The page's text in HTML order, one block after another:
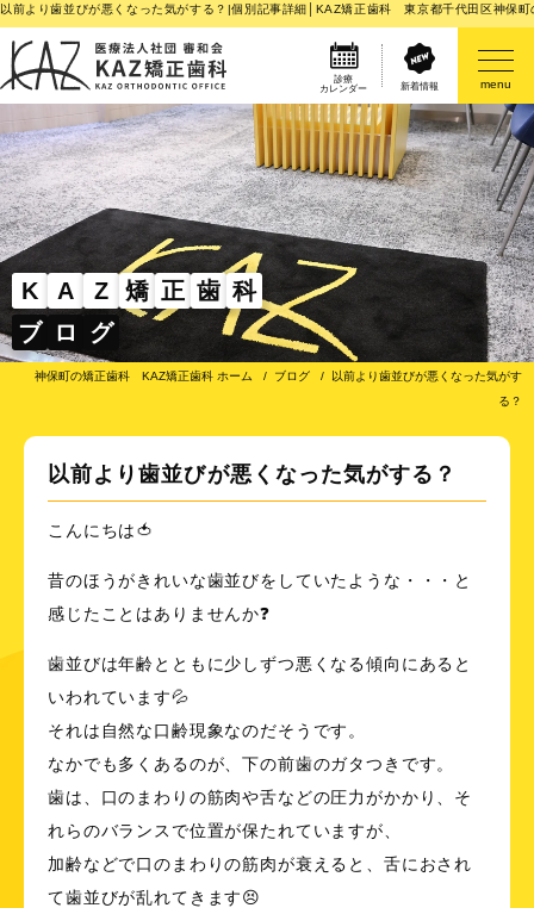
以前より歯並びが悪くなった気がする？|個別記事詳細│KAZ矯正歯科 東京都千代田区神保町
診療
カレンダー
新着情報 menu
K A Z 矯 正 歯 科
ブ ロ グ
神保町の矯正歯科 KAZ矯正歯科 ホーム ブログ
以前より歯並びが悪くなった気がす
る？
以前より歯並びが悪くなった気がする？
こんにちは🍅
昔のほうがきれいな歯並びをしていたような・・・と
感じたことはありませんか❓
歯並びは年齢とともに少しずつ悪くなる傾向にあると
いわれています💦
それは自然な口齢現象なのだそうです。
なかでも多くあるのが、下の前歯のガタつきです。
歯は、口のまわりの筋肉や舌などの圧力がかかり、そ
れらのバランスで位置が保たれていますが、
加齢などで口のまわりの筋肉が衰えると、舌におされ
て歯並びが乱れてきます😣
医院案内
矯正歯科治療のご案内
矯正装置のご紹介
その他